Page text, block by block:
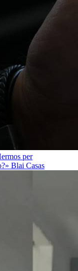
per
Blai Casas